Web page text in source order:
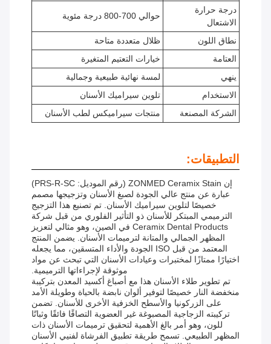
درجة حرارة
الاشتعال
حوالي 700-800 درجة مئوية
نطاق اللون
ظلال متعددة متاحة
العتامة
خيارات التعتيم المتغيرة
ينهي
لمسة نهائية طبيعية وجمالية
الاستخدام
تلوين سيراميك الأسنان
الشركة المصنعة
منتجات سيراميكس لطب الأسنان
التطبيقات:
إن ZONMED Ceramix Stain (رقم الموديل: PRS-R-SC)
عبارة عن منتج عالي الجودة لصبغ الأسنان وتزجيجها مصمم
خصيصًا لتلوين سيراميك الأسنان. تم تصنيع هذا التزجيج
الترميمي المبتكر للأسنان ذو التأثير الفلوري من قبل شركة
Ceramix Dental Products في الصين، وهو مثالي لتعزيز
المظهر الجمالي والمتانة لترميمات الأسنان. يضمن المنتج
المعتمد من قبل ISO الجودة والأداء المتسقين، مما يجعله
اختيارًا ممتازًا لمختبرات وعيادات الأسنان التي تبحث عن مواد
موثوقة لإجراءاتها الترميمية.
تم تطوير طلاء الأسنان هذا مع أصباغ أكسيد المعدن بتركيبة
منخفضة النار خصيصًا لتوفير ألوان نابضة بالحياة وطويلة الأمد
على الزركونيا والأسطح الخزفية الأخرى للأسنان. تضمن
تركيبته الزجاجية المصبوغة غير العضوية التصاقًا فائقًا وثباتًا
للون، وهو أمر بالغ الأهمية لتحقيق ترميمات الأسنان ذات
المظهر الطبيعي. تسمح طريقة تطبيق الفرشاة لفنيي الأسنان